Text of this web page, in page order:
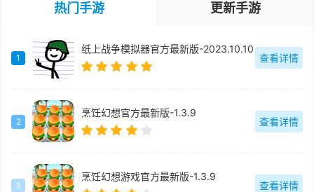
热门手游 更新手游
1
纸上战争模拟器官方最新版-2023.10.10
查看详情
2
烹饪幻想官方最新版-1.3.9
查看详情
3
烹饪幻想游戏官方最新版-1.3.9
查看详情